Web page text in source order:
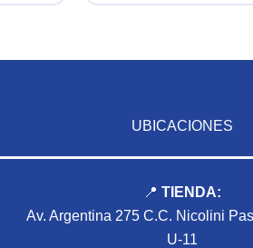
UBICACIONES
📍TIENDA:
Av. Argentina 275 C.C. Nicolini
U-11